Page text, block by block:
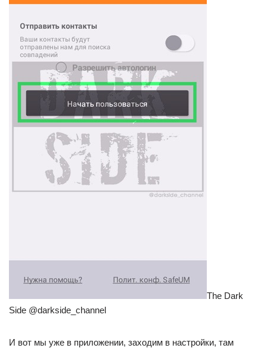
The Dark
Side @darkside_channel
И вот мы уже в приложении, заходим в настройки, там